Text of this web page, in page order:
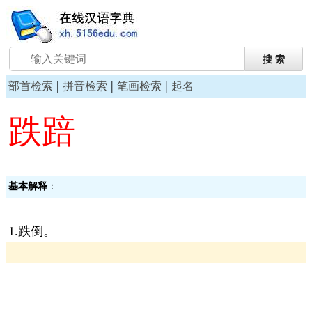
部首检索 | 拼音检索 | 笔画检索 | 起名
跌踣
基本解释 ：
1.跌倒。